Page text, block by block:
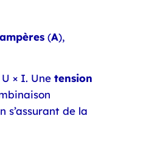
ampères (A),
× I. Une tension
s’assurant de la